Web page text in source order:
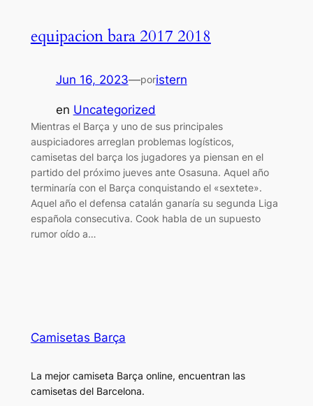
equipacion bara 2017 2018
Jun 16, 2023—poristern
en Uncategorized
Mientras el Barça y uno de sus principales
auspiciadores arreglan problemas logísticos,
camisetas del barça los jugadores ya piensan en el
partido del próximo jueves ante Osasuna. Aquel año
terminaría con el Barça conquistando el «sextete».
Aquel año el defensa catalán ganaría su segunda Liga
española consecutiva. Cook habla de un supuesto
rumor oído a…
Camisetas Barça
La mejor camiseta Barça online, encuentran las
camisetas del Barcelona.